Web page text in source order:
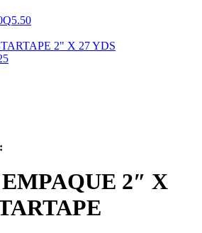
Q5.50
2" X 27 YDS
2″ X